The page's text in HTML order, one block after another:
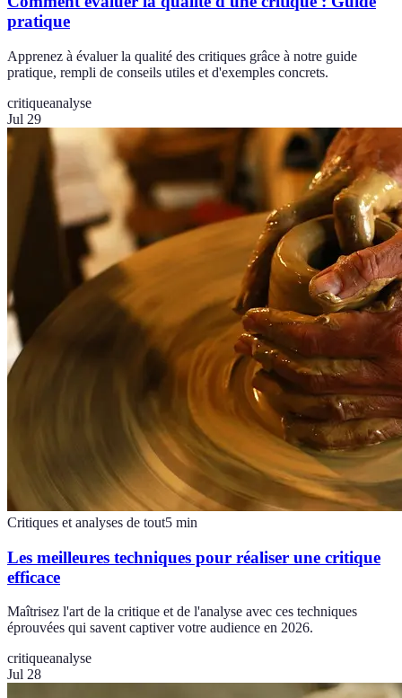
pratique
Apprenez à évaluer la qualité des critiques grâce à notre guide
pratique, rempli de conseils utiles et d'exemples concrets.
critiqueanalyse
Jul 29
Critiques et analyses de tout5 min
Les meilleures techniques pour réaliser une critique
efficace
Maîtrisez l'art de la critique et de l'analyse avec ces techniques
éprouvées qui savent captiver votre audience en 2026.
critiqueanalyse
Jul 28